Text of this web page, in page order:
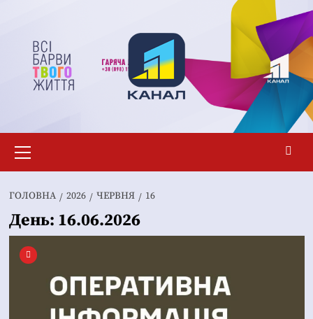
вмісту
меню
ГОЛОВНА 2026 ЧЕРВНЯ 16
День: 16.06.2026